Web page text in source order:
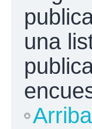
una
Arriba